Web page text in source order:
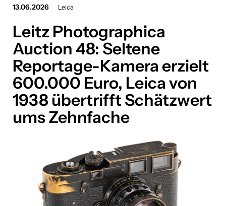
Bookbot
Brantner green solutions
CONDA Capital
Confiserie Heindl
DOCH!
EPH Group
Huawei Austria
iteratec
13.06.2026 Leica
Leitz Photographica
Auction 48: Seltene
Reportage-Kamera erzielt
600.000 Euro, Leica von
1938 übertrifft Schätzwert
ums Zehnfache